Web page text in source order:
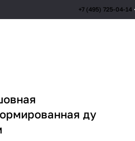
+7 (495) 725-04-14
ду